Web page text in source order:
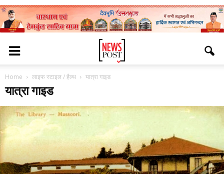
Home लाइफ स्टाइल / हैल्थ यात्रा गाइड
यात्रा गाइड